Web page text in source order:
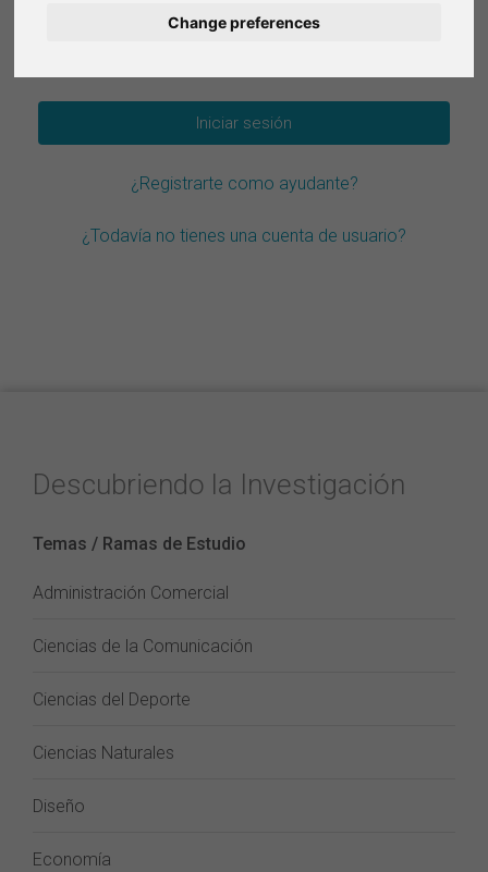
Change preferences
¿Registrarte como ayudante?
¿Todavía no tienes una cuenta de usuario?
Descubriendo la Investigación
Temas / Ramas de Estudio
Administración Comercial
Ciencias de la Comunicación
Ciencias del Deporte
Ciencias Naturales
Diseño
Economía
Deutsch
Italiano